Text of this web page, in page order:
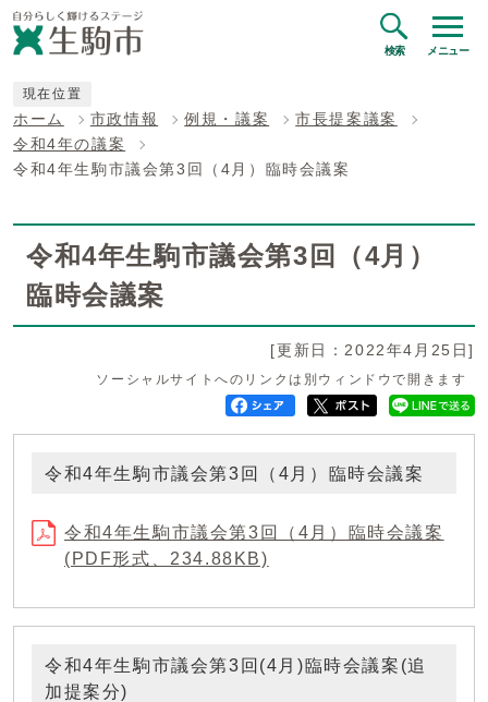
検索 メニュー
現在位置
ホーム 市政情報 例規・議案
市長提案議案
令和4年の議案
令和4年生駒市議会第3回（4月）臨時会議案
令和4年生駒市議会第3回（4月）
臨時会議案
[更新日：2022年4月25日]
ソーシャルサイトへのリンクは別ウィンドウで開きます
令和4年生駒市議会第3回（4月）臨時会議案
令和4年生駒市議会第3回（4月）臨時会議案
(PDF形式、234.88KB)
令和4年生駒市議会第3回(4月)臨時会議案(追
加提案分)